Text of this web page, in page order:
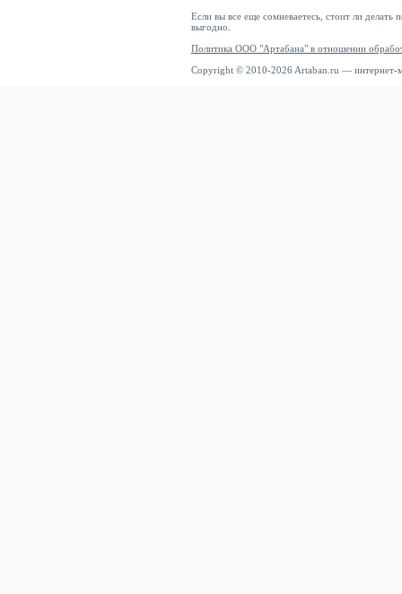
Если вы все еще сомневаетесь, стоит ли делать
выгодно.
Политика ООО "Артабана" в отношении
Copyright © 2010-2026 Artaban.ru — интернет-